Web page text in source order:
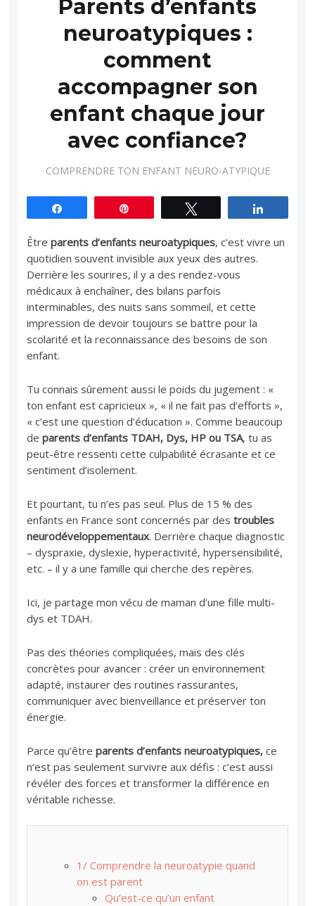
Parents d’enfants
neuroatypiques :
comment
accompagner son
enfant chaque jour
avec confiance?
COMPRENDRE TON ENFANT NEURO-ATYPIQUE
Êtreparents d’enfants neuroatypiques, c’est vivre un
quotidien souvent invisible aux yeux des autres.
Derrière les sourires, il y a des rendez-vous
médicaux à enchaîner, des bilans parfois
interminables, des nuits sans sommeil, et cette
impression de devoir toujours se battre pour la
scolarité et la reconnaissance des besoins de son
enfant.
Tu connais sûrement aussi le poids du jugement : «
ton enfant est capricieux », « il ne fait pas d’efforts »,
« c’est une question d’éducation ». Comme beaucoup
deparents d’enfants TDAH, Dys, HP ou TSA, tu as
peut-être ressenti cette culpabilité écrasante et ce
sentiment d’isolement.
Et pourtant, tu n’es pas seul. Plus de 15 % des
enfants en France sont concernés par destroubles
neurodéveloppementaux. Derrière chaque diagnostic
– dyspraxie, dyslexie, hyperactivité, hypersensibilité,
etc. – il y a une famille qui cherche des repères.
Ici, je partage mon vécu de maman d’une fille multi-
dys et TDAH.
Pas des théories compliquées, mais des clés
concrètes pour avancer : créer un environnement
adapté, instaurer des routines rassurantes,
communiquer avec bienveillance et préserver ton
énergie.
Parce qu’êtreparents d’enfants neuroatypiques, ce
n’est pas seulement survivre aux défis : c’est aussi
révéler des forces et transformer la différence en
véritable richesse.
1/ Comprendre la neuroatypie quand
on est parent
Qu’est-ce qu’un enfant